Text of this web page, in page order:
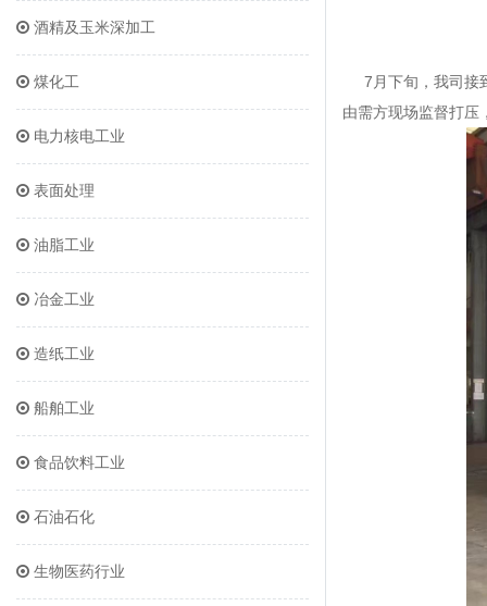
酒精及玉米深加工
煤化工
电力核电工业
表面处理
油脂工业
冶金工业
造纸工业
船舶工业
食品饮料工业
石油石化
生物医药行业
7月下旬，我司接
由需方现场监督打压